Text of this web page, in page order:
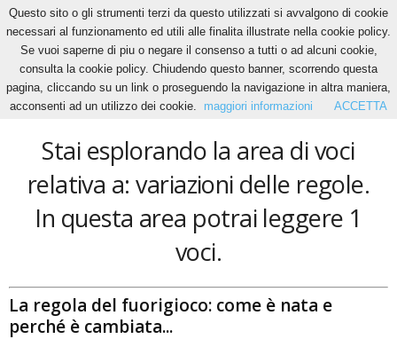
Home Tags Variazioni delle regole
variazioni delle regole
Stai esplorando la area di voci
relativa a: variazioni delle regole.
In questa area potrai leggere 1
voci.
La regola del fuorigioco: come è nata e
perché è cambiata...
Questo sito o gli strumenti terzi da questo utilizzati si avvalgono di cookie
necessari al funzionamento ed utili alle finalita illustrate nella cookie policy.
Se vuoi saperne di piu o negare il consenso a tutti o ad alcuni cookie,
consulta la cookie policy. Chiudendo questo banner, scorrendo questa
pagina, cliccando su un link o proseguendo la navigazione in altra maniera,
acconsenti ad un utilizzo dei cookie.
maggiori informazioni ACCETTA